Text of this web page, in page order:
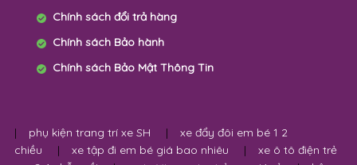
Chính sách đổi trả hàng
Chính sách Bảo hành
Chính sách Bảo Mật Thông Tin
| phụ kiện trang trí xe SH |
xe đẩy đôi em bé 1 2
chiều
| xe tập đi em bé giá bao nhiêu |
xe ô tô điện trẻ